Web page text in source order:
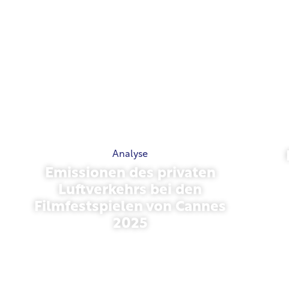
Analyse
Emissionen des privaten
Luftverkehrs bei den
Filmfestspielen von Cannes
2025